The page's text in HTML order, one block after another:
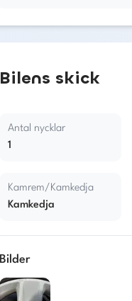
Bilens skick
Antal nycklar
1
Kamrem/Kamkedja
Kamkedja
Bilder